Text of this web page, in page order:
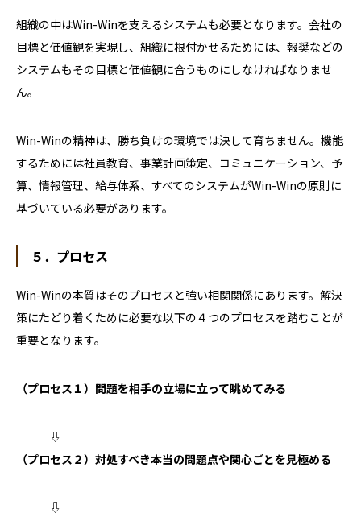
組織の中はWin-Winを支えるシステムも必要となります。会社の
目標と価値観を実現し、組織に根付かせるためには、報奨などの
システムもその目標と価値観に合うものにしなければなりませ
ん。
Win-Winの精神は、勝ち負けの環境では決して育ちません。機能
するためには社員教育、事業計画策定、コミュニケーション、予
算、情報管理、給与体系、すべてのシステムがWin-Winの原則に
基づいている必要があります。
５．プロセス
Win-Winの本質はそのプロセスと強い相関関係にあります。解決
策にたどり着くために必要な以下の４つのプロセスを踏むことが
重要となります。
（プロセス１）問題を相手の立場に立って眺めてみる
⇩
（プロセス２）対処すべき本当の問題点や関心ごとを見極める
⇩